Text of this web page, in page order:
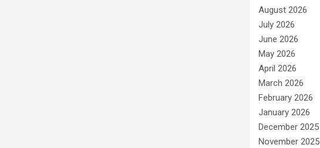
August 2026
July 2026
June 2026
May 2026
April 2026
March 2026
February 2026
January 2026
December 2025
November 2025